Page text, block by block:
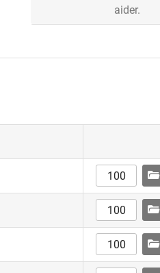
aider.